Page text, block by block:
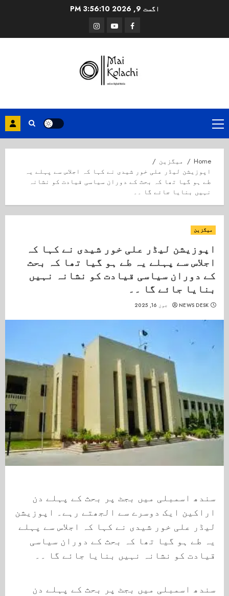
اگست 9, 2026 3:56:10 PM
Facebook
Youtube
Instagram
Primary
Menu
Home
میگزین
اپوزیشن لیڈر علی خور شیدی نے کہا کہ اجلاس سے پہلے یہ
طے ہو گیا تھا کہ بحث کے دوران سیاسی قیادت کو نشانہ
نہیں بنایا جائے گا ۔۔
میگزین
اپوزیشن لیڈر علی خور شیدی نے کہا کہ
اجلاس سے پہلے یہ طے ہو گیا تھا کہ بحث
کے دوران سیاسی قیادت کو نشانہ نہیں
بنایا جائے گا ۔۔
NEWS DESK جون 16, 2025
سندھ اسمبلی میں بجٹ پر بحث کے پہلے دن
اراکین ایک دوسرے سے الجھتے رہے۔ اپوزیشن
لیڈر علی خور شیدی نے کہا کہ اجلاس سے پہلے
یہ طے ہو گیا تھا کہ بحث کے دوران سیاسی
قیادت کو نشانہ نہیں بنایا جائے گا ۔۔
سندھ اسمبلی میں بجٹ پر بحث کے پہلے دن